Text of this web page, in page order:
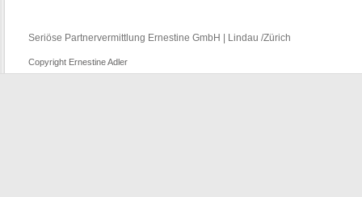
Seriöse Partnervermittlung Ernestine GmbH | Lindau /Zürich
Copyright Ernestine Adler